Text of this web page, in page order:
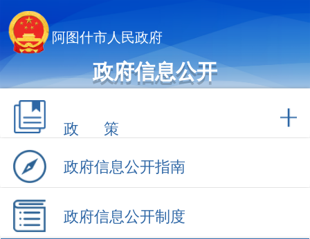
阿图什市人民政府
政府信息公开
政府信息公开指南
政府信息公开制度
法定主动公开内容